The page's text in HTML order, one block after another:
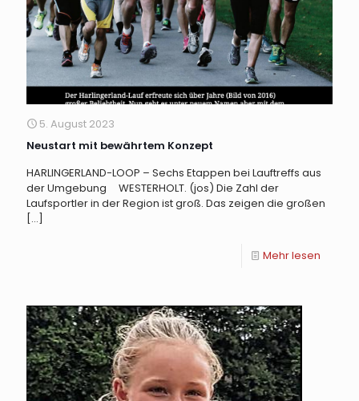
5. August 2023
Neustart mit bewährtem Konzept
HARLINGERLAND-LOOP – Sechs Etappen bei Lauftreffs aus
der Umgebung WESTERHOLT. (jos) Die Zahl der
Laufsportler in der Region ist groß. Das zeigen die großen
[…]
Mehr lesen